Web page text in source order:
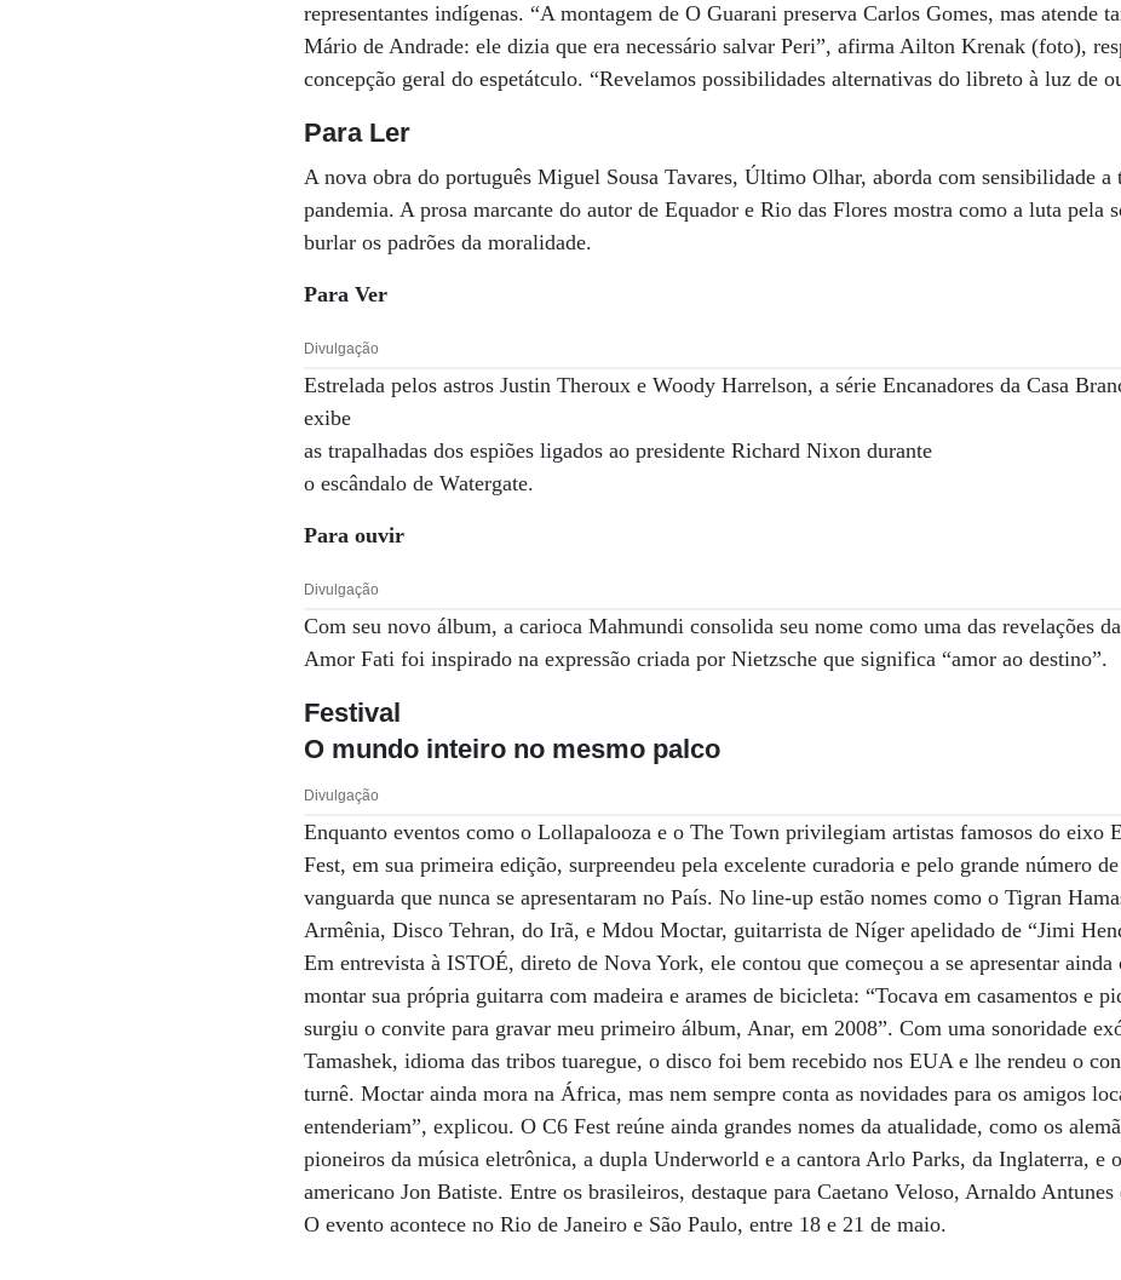
representantes indígenas. “A montagem de O Guarani preserva Carlos Gomes, mas atende
Mário de Andrade: ele dizia que era necessário salvar Peri”, afirma Ailton Krenak (foto),
concepção geral do espetátculo. “Revelamos possibilidades alternativas do libreto à luz de
Para Ler
A nova obra do português Miguel Sousa Tavares, Último Olhar, aborda com sensibilidade a
pandemia. A prosa marcante do autor de Equador e Rio das Flores mostra como a luta pela
burlar os padrões da moralidade.
Para Ver
Divulgação
Estrelada pelos astros Justin Theroux e Woody Harrelson, a série Encanadores da Casa
exibe
as trapalhadas dos espiões ligados ao presidente Richard Nixon durante
o escândalo de Watergate.
Para ouvir
Divulgação
Com seu novo álbum, a carioca Mahmundi consolida seu nome como uma das revelações
Amor Fati foi inspirado na expressão criada por Nietzsche que significa “amor ao destino”.
Festival
O mundo inteiro no mesmo palco
Divulgação
Enquanto eventos como o Lollapalooza e o The Town privilegiam artistas famosos do eixo
Fest, em sua primeira edição, surpreendeu pela excelente curadoria e pelo grande número
vanguarda que nunca se apresentaram no País. No line-up estão nomes como o Tigran
Armênia, Disco Tehran, do Irã, e Mdou Moctar, guitarrista de Níger apelidado de “Jimi
Em entrevista à ISTOÉ, direto de Nova York, ele contou que começou a se apresentar ainda
montar sua própria guitarra com madeira e arames de bicicleta: “Tocava em casamentos e
surgiu o convite para gravar meu primeiro álbum, Anar, em 2008”. Com uma sonoridade
Tamashek, idioma das tribos tuaregue, o disco foi bem recebido nos EUA e lhe rendeu o
turnê. Moctar ainda mora na África, mas nem sempre conta as novidades para os amigos
entenderiam”, explicou. O C6 Fest reúne ainda grandes nomes da atualidade, como os
pioneiros da música eletrônica, a dupla Underworld e a cantora Arlo Parks, da Inglaterra, e
americano Jon Batiste. Entre os brasileiros, destaque para Caetano Veloso, Arnaldo
O evento acontece no Rio de Janeiro e São Paulo, entre 18 e 21 de maio.